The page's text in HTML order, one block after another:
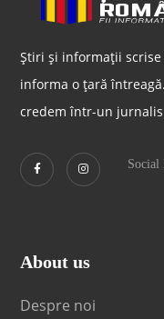
Știri și informații
informa o țară
credem într-un
Social
About us
Despre noi